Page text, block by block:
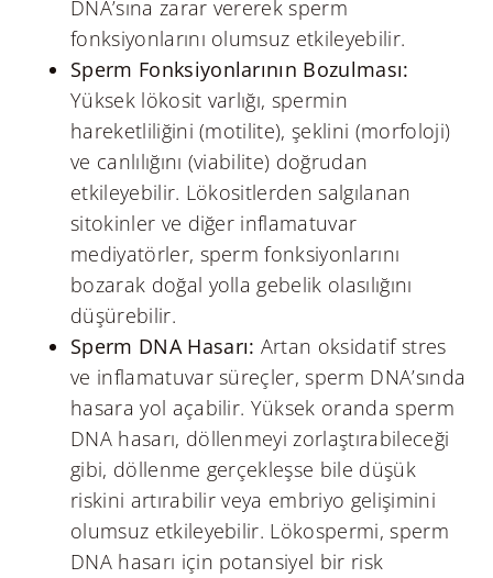
DNA’sına zarar vererek sperm
fonksiyonlarını olumsuz etkileyebilir.
Sperm Fonksiyonlarının Bozulması:
Yüksek lökosit varlığı, spermin
hareketliliğini (motilite), şeklini (morfoloji)
ve canlılığını (viabilite) doğrudan
etkileyebilir. Lökositlerden salgılanan
sitokinler ve diğer inflamatuvar
mediyatörler, sperm fonksiyonlarını
bozarak doğal yolla gebelik olasılığını
düşürebilir.
Sperm DNA Hasarı: Artan oksidatif stres
ve inflamatuvar süreçler, sperm DNA’sında
hasara yol açabilir. Yüksek oranda sperm
DNA hasarı, döllenmeyi zorlaştırabileceği
gibi, döllenme gerçekleşse bile düşük
riskini artırabilir veya embriyo gelişimini
olumsuz etkileyebilir. Lökospermi, sperm
DNA hasarı için potansiyel bir risk